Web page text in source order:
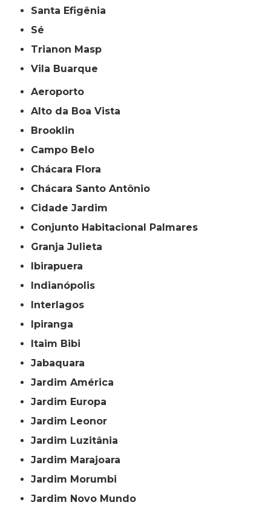
Santa Efigênia
Sé
Trianon Masp
Vila Buarque
Aeroporto
Alto da Boa Vista
Brooklin
Campo Belo
Chácara Flora
Chácara Santo Antônio
Cidade Jardim
Conjunto Habitacional Palmares
Granja Julieta
Ibirapuera
Indianópolis
Interlagos
Ipiranga
Itaim Bibi
Jabaquara
Jardim América
Jardim Europa
Jardim Leonor
Jardim Luzitânia
Jardim Marajoara
Jardim Morumbi
Jardim Novo Mundo